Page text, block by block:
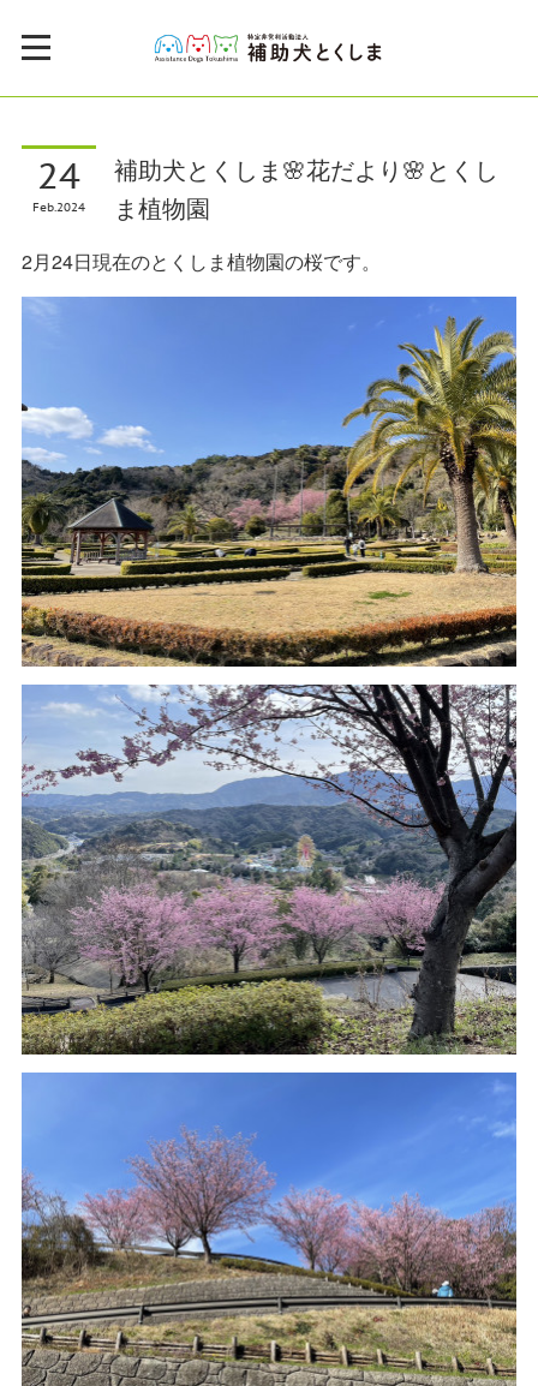
24
Feb2024
補助犬とくしま🌸花だより🌸とくし
ま植物園
2月24日現在のとくしま植物園の桜です。